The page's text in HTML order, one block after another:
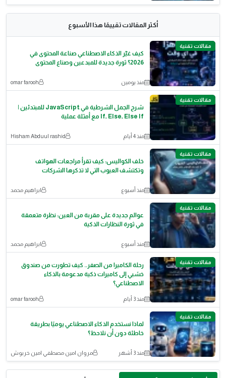
أكثر المقالات تقييمًا هذا الأسبوع
مقالات تقنية
كيف غيّر الذكاء الاصطناعي صناعة المحتوى في
2026؟ ثورة جديدة للمبدعين وصناع المحتوى
منذ يومين omar farooh
مقالات تقنية
شرح الجمل الشرطية في JavaScript للمبتدئين |
If, Else, Else If مع أمثلة عملية
منذ 4 أيام Hisham Abduul rashid
مقالات تقنية
خلف الكواليس: كيف تقرأ مراجعات الهواتف
وتكتشف العيوب التي لا تذكرها الشركات
منذ أسبوع ابراهيم محمد
مقالات تقنية
عوالم جديدة على مقربة من العين: نظرة متعمقة
في ثورة النظارات الذكية
منذ أسبوع ابراهيم محمد
مقالات تقنية
رحلة الكاميرا من الصفر.. كيف تطورت من صندوق
خشبي إلى كاميرات ذكية مدعومة بالذكاء
الاصطناعي؟
منذ 3 أيام omar farooh
مقالات تقنية
لماذا نستخدم الذكاء الاصطناعي يوميًا بطريقة
خاطئة دون أن نلاحظ؟
منذ 3 أشهر مروان امين مصطفي امين خربوش